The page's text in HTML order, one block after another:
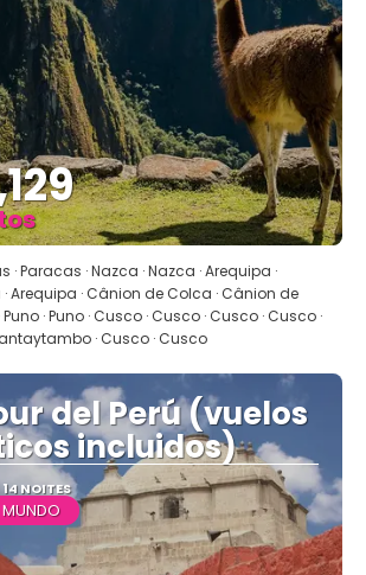
Vejo
· Paracas · Nazca · Nazca · Arequipa ·
Arequipa · Cânion de Colca · Cânion de
Puno · Puno · Cusco · Cusco · Cusco · Cusco ·
· Cusco · Cusco
del Perú (vuelos
incluidos)
14 NOITES